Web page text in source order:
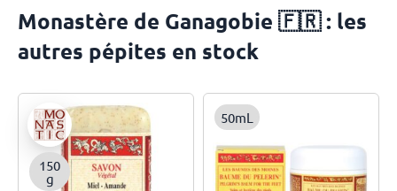
Monastère de Ganagobie 🇫🇷 : les
autres pépites en stock
150
g
50mL